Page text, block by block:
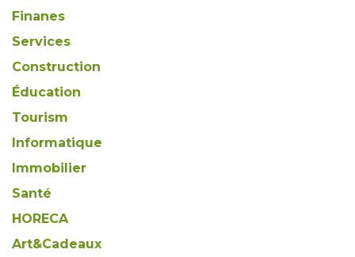
Finanes
Services
Construction
Éducation
Tourism
Informatique
Immobilier
Santé
HORECA
Art&Cadeaux